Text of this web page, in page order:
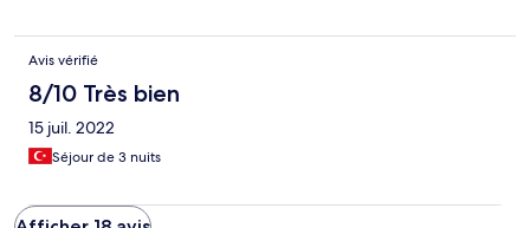
Avis vérifié
8/10 Très bien
15 juil. 2022
Séjour de 3 nuits